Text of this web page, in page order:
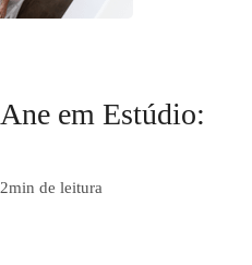
em Estúdio:
2min de leitura